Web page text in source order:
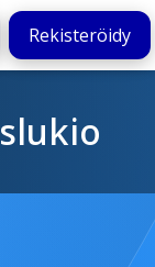
Rekisteröidy